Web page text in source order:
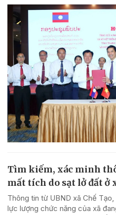
Tìm kiếm, xác minh
mất tích do sạt lở đất ở
Thông tin từ UBND xã Chế
lực lượng chức năng của xã